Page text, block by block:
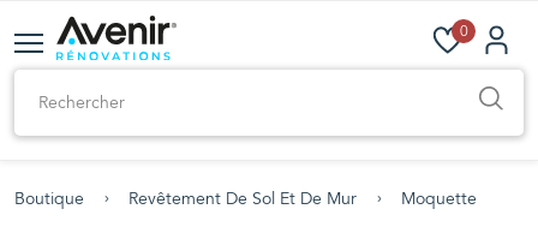
0
Boutique Revêtement De Sol Et De Mur Moquette